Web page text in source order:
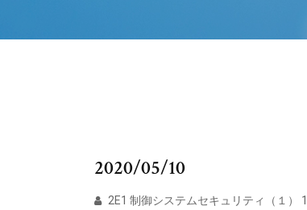
2020/05/10
2E1 制御システムセキュリティ（１）